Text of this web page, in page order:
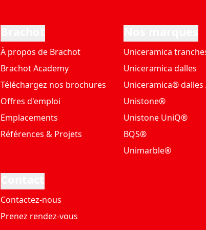
À propos de Brachot
Brachot Academy
Téléchargez nos brochures
Offres d'emploi
Emplacements
Références & Projets
Uniceramica
Uniceramica dalles
Uniceramica® dalles
Unistone®
Unistone UniQ®
BQS®
Unimarble®
Contactez-nous
Prenez rendez-vous